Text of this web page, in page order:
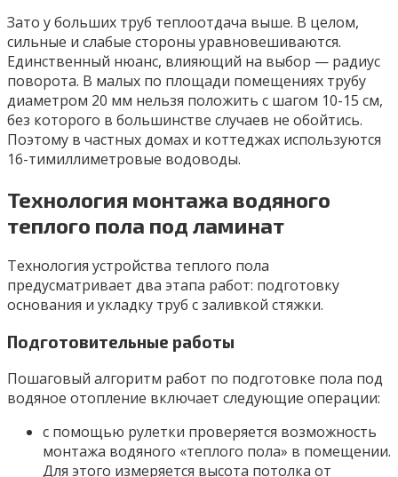
Зато у больших труб теплоотдача выше. В целом,
сильные и слабые стороны уравновешиваются.
Единственный нюанс, влияющий на выбор — радиус
поворота. В малых по площади помещениях трубу
диаметром 20 мм нельзя положить с шагом 10-15 см,
без которого в большинстве случаев не обойтись.
Поэтому в частных домах и коттеджах используются
16-тимиллиметровые водоводы.
Технология монтажа водяного
теплого пола под ламинат
Технология устройства теплого пола
предусматривает два этапа работ: подготовку
основания и укладку труб с заливкой стяжки.
Подготовительные работы
Пошаговый алгоритм работ по подготовке пола под
водяное отопление включает следующие операции:
с помощью рулетки проверяется возможность
монтажа водяного «теплого пола» в помещении.
Для этого измеряется высота потолка от